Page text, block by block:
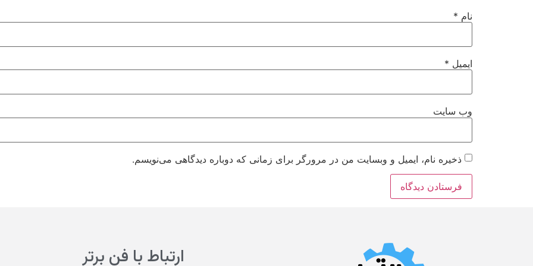
نام *
ایمیل *
وب‌ سایت
ذخیره نام، ایمیل و وبسایت من در مرورگر برای زمانی که دوباره دیدگاهی می‌نویسم.
ارتباط با فن برتر